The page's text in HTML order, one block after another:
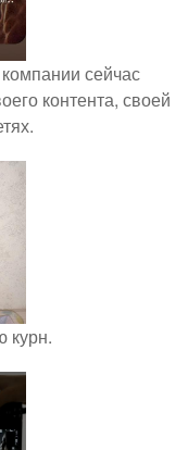
сейчас
контента, своей
курн.